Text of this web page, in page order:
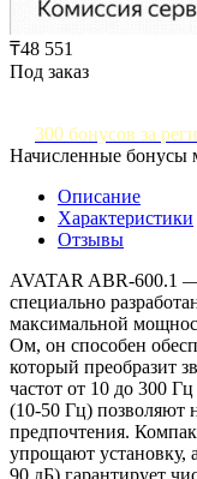
₸48 551
Под заказ
300 бонусов за
Начисленные бонусы
Описание
Характеристики
Отзывы
AVATAR ABR-600.1
специально
максимальной
Ом, он способен
который преобразит
частот от 10 до 300
(10-50 Гц) позволяют
предпочтения.
упрощают установку,
90 дБ) гарантирует